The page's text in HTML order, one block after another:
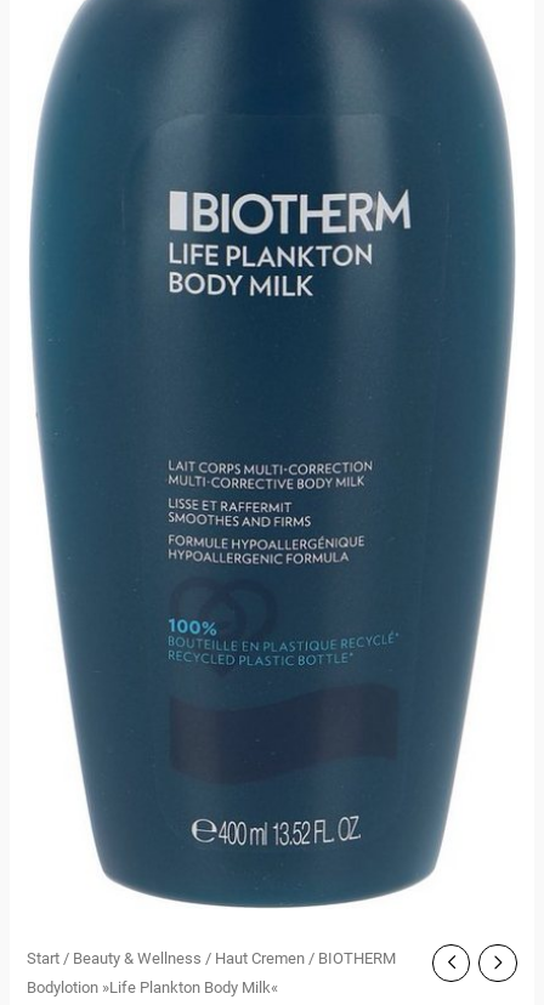
Start / Beauty & Wellness / Haut Cremen / BIOTHERM
Bodylotion »Life Plankton Body Milk«